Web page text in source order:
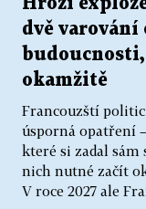
dvě
okamžitě
Francouzští
úsporná opatření
které si zadal
nich nutné začít
V roce 2027 ale